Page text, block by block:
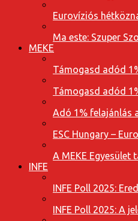
Eurovíziós
Ma este: Szuper
MEKE
Támogasd adód
Támogasd adód
Adó 1% felajánlás
ESC Hungary –
A MEKE Egyesület
INFE
INFE Poll 2025:
INFE Poll 2025: A